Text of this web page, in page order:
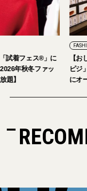
試着フェス®︎」に
年秋冬ファッ
題】
【
ピジ
にオ